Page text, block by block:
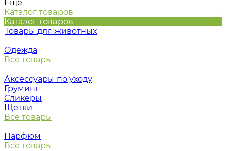
Еще
Каталог товаров
Каталог товаров
Товары для животных
Одежда
Все товары
Аксессуары по уходу
Груминг
Сликеры
Щетки
Все товары
Парфюм
Все товары